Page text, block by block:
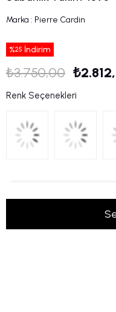
Marka : Pierre Cardin
%25 İndirim
₺3.750,00
Renk Seçenekleri